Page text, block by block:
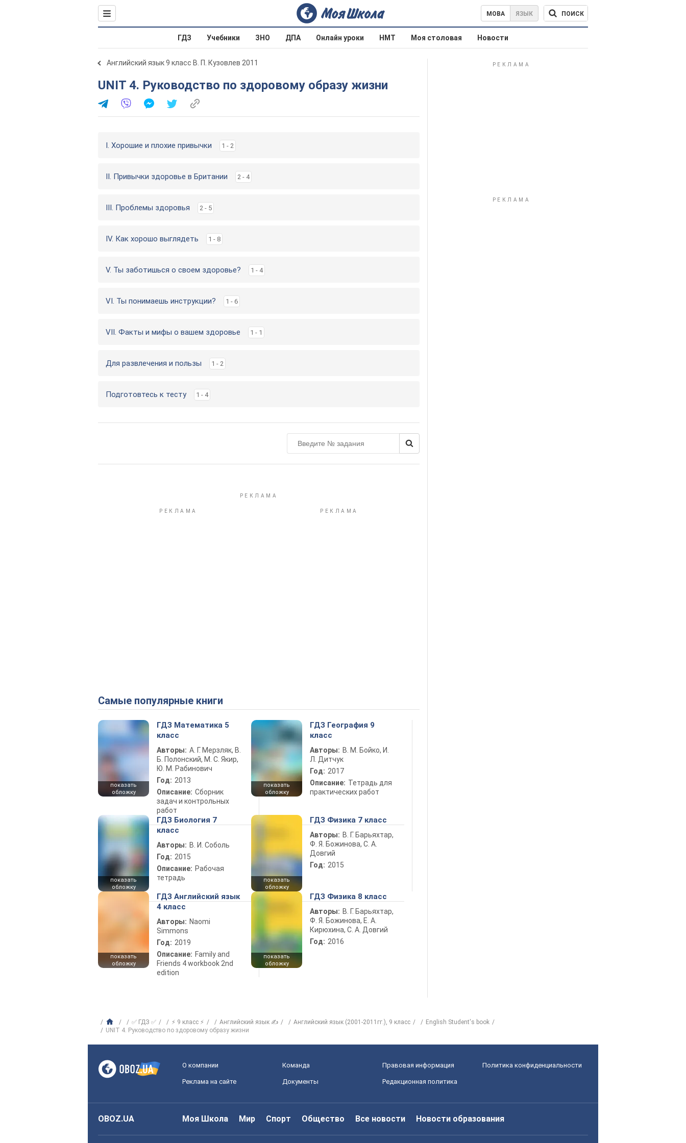
МОВА ЯЗЫК ПОИСК
ГДЗ Учебники ЗНО ДПА Онлайн уроки НМТ Моя столовая Новости
Английский язык 9 класс В. П. Кузовлев 2011
UNIT 4. Руководство по здоровому образу жизни
I. Хорошие и плохие привычки 1 - 2
II. Привычки здоровье в Британии 2 - 4
III. Проблемы здоровья 2 - 5
IV. Как хорошо выглядеть 1 - 8
V. Ты заботишься о своем здоровье? 1 - 4
VI. Ты понимаешь инструкции? 1 - 6
VII. Факты и мифы о вашем здоровье 1 - 1
Для развлечения и пользы 1 - 2
Подготовтесь к тесту 1 - 4
Самые популярные книги
показать
обложку
ГДЗ Математика 5
класс
Авторы: А. Г. Мерзляк, В.
Б. Полонский, М. С. Якир,
Ю. М. Рабинович
Год: 2013
Описание: Сборник
задач и контрольных
работ
показать
обложку
ГДЗ География 9
класс
Авторы: В. М. Бойко, И.
Л. Дитчук
Год: 2017
Описание: Тетрадь для
практических работ
показать
обложку
ГДЗ Биология 7
класс
Авторы: В. И. Соболь
Год: 2015
Описание: Рабочая
тетрадь
показать
обложку
ГДЗ Физика 7 класс
Авторы: В. Г. Барьяхтар,
Ф. Я. Божинова, С. А.
Довгий
Год: 2015
показать
обложку
ГДЗ Английский язык
4 класс
Авторы: Naomi
Simmons
Год: 2019
Описание: Family and
Friends 4 workbook 2nd
edition
показать
обложку
ГДЗ Физика 8 класс
Авторы: В. Г. Барьяхтар,
Ф. Я. Божинова, Е. А.
Кирюхина, С. А. Довгий
Год: 2016
✅ ГДЗ ✅ ⚡ 9 класс ⚡ Английский язык ✍ Английский язык (2001-2011гг.), 9 класс
English Student's book
UNIT 4. Руководство по здоровому образу жизни
О компании Команда Правовая информация Политика конфиденциальности
Реклама на сайте Документы Редакционная политика
OBOZ.UA Моя Школа Мир Спорт Общество Все новости Новости образования